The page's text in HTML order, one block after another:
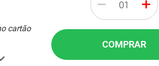
cartão
- +
COMPRAR